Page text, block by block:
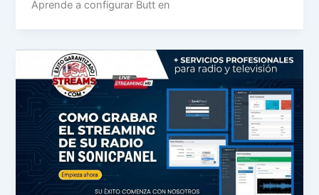
Aprende a configurar Butt en